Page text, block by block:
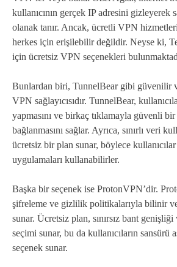
kullanıcının gerçek IP adresini gizleyerek
olanak tanır. Ancak, ücretli VPN
herkes için erişilebilir değildir. Neyse ki,
için ücretsiz VPN seçenekleri
Bunlardan biri, TunnelBear gibi güvenilir
VPN sağlayıcısıdır. TunnelBear,
yapmasını ve birkaç tıklamayla güvenli
bağlanmasını sağlar. Ayrıca, sınırlı veri
ücretsiz bir plan sunar, böylece
uygulamaları kullanabilirler.
Başka bir seçenek ise ProtonVPN’dir.
şifreleme ve gizlilik politikalarıyla bilinir
sunar. Ücretsiz plan, sınırsız bant genişliği
seçimi sunar, bu da kullanıcıların sansürü
seçenek sunar.